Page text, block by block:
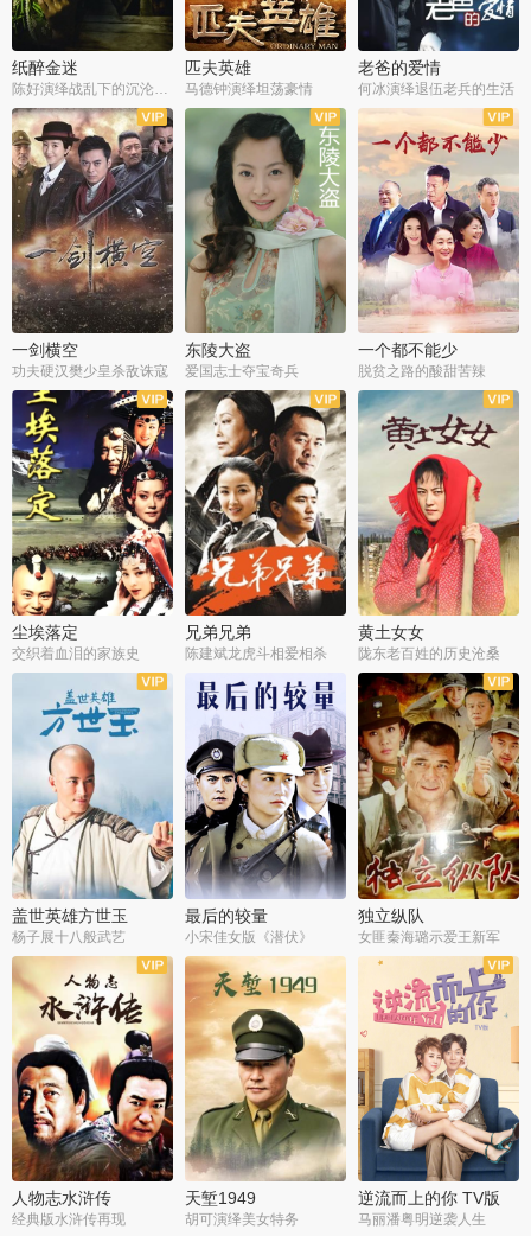
纸醉金迷 匹夫英雄
马德钟演绎坦荡豪情
老爸的爱情
何冰演绎退伍老兵的生活
全40集
一剑横空
功夫硬汉樊少皇杀敌诛寇
全33集
东陵大盗
爱国志士夺宝奇兵
全36集
一个都不能少
脱贫之路的酸甜苦辣
全25集
尘埃落定
交织着血泪的家族史
全50集
兄弟兄弟
陈建斌龙虎斗相爱相杀
全23集
黄土女女
陇东老百姓的历史沧桑
全36集
盖世英雄方世玉
杨子展十八般武艺
全28集
最后的较量
小宋佳女版《潜伏》
全44集
独立纵队
女匪秦海璐示爱王新军
全40集
人物志水浒传
经典版水浒传再现
全30集
天堑1949
胡可演绎美女特务
全43集
逆流而上的你 TV版
马丽潘粤明逆袭人生